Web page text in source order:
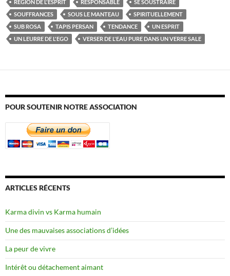
RÉGION DE L'ESPRIT RESPONSABLE
SE SOUSTRAIRE
SOUFFRANCES
SOUS LE MANTEAU
SPIRITUELLEMENT
SUB ROSA
TAPIS PERSAN TENDANCE
UN ESPRIT
UN LEURRE DE L'EGO
VERSER DE L'EAU PURE DANS UN VERRE SALE
POUR SOUTENIR NOTRE ASSOCIATION
ARTICLES RÉCENTS
Karma divin vs Karma humain
Une des mauvaises associations d’idées
La peur de vivre
Intérêt ou détachement aimant